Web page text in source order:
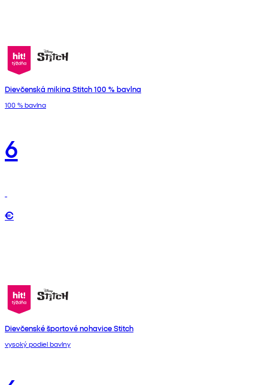
Dievčenská mikina Stitch 100 % bavlna
100 % bavlna
6
€
Dievčenské športové nohavice Stitch
vysoký podiel bavlny